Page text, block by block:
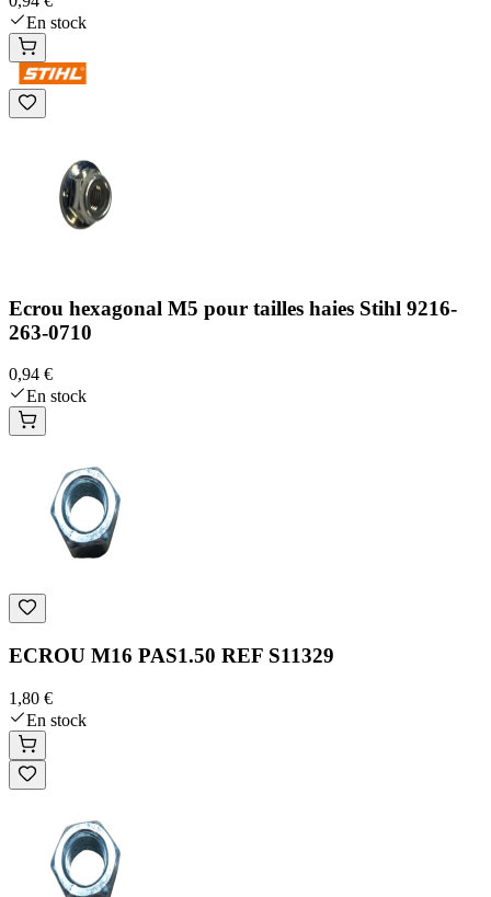
En stock
Ecrou hexagonal M5 pour tailles haies Stihl 9216-
263-0710
0,94 €
En stock
ECROU M16 PAS1.50 REF S11329
1,80 €
En stock